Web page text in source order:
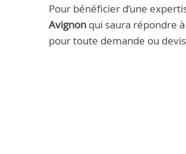
Pour bénéficier d’une
Avignon qui saura répondre
pour toute demande ou